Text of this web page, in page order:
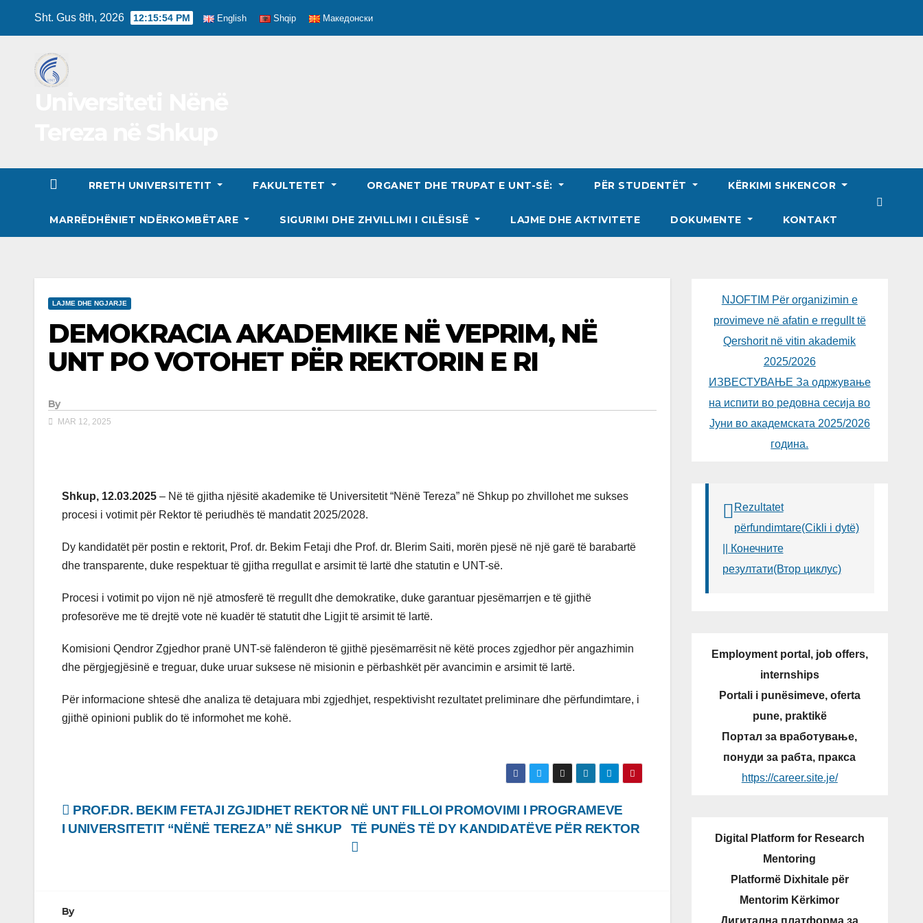
Sht. Gus 8th, 2026 12:15:55 PM English Shqip Македонски
RRETH UNIVERSITETIT FAKULTETET ORGANET DHE TRUPAT E UNT-SË: PËR STUDENTËT KËRKIMI SHKENCOR
MARRËDHËNIET NDËRKOMBËTARE SIGURIMI DHE ZHVILLIMI I CILËSISË LAJME DHE AKTIVITETE DOKUMENTE KONTAKT
LAJME DHE NGJARJE
DEMOKRACIA AKADEMIKE NË VEPRIM, NË
UNT PO VOTOHET PËR REKTORIN E RI
By
MAR 12, 2025
Shkup, 12.03.2025 – Në të gjitha njësitë akademike të Universitetit “Nënë Tereza” në Shkup po zhvillohet me sukses
procesi i votimit për Rektor të periudhës të mandatit 2025/2028.
Dy kandidatët për postin e rektorit, Prof. dr. Bekim Fetaji dhe Prof. dr. Blerim Saiti, morën pjesë në një garë të barabartë
dhe transparente, duke respektuar të gjitha rregullat e arsimit të lartë dhe statutin e UNT-së.
Procesi i votimit po vijon në një atmosferë të rregullt dhe demokratike, duke garantuar pjesëmarrjen e të gjithë
profesorëve me të drejtë vote në kuadër të statutit dhe Ligjit të arsimit të lartë.
Komisioni Qendror Zgjedhor pranë UNT-së falënderon të gjithë pjesëmarrësit në këtë proces zgjedhor për angazhimin
dhe përgjegjësinë e treguar, duke uruar suksese në misionin e përbashkët për avancimin e arsimit të lartë.
Për informacione shtesë dhe analiza të detajuara mbi zgjedhjet, respektivisht rezultatet preliminare dhe përfundimtare, i
gjithë opinioni publik do të informohet me kohë.
Lëvizje
NË UNT FILLOI PROMOVIMI I PROGRAMEVE
TË PUNËS TË DY KANDIDATËVE PËR REKTOR
PROF.DR. BEKIM FETAJI ZGJIDHET REKTOR
I UNIVERSITETIT “NËNË TEREZA” NË SHKUP
By
NJOFTIM Për organizimin e
provimeve në afatin e rregullt të
Qershorit në vitin akademik
2025/2026
ИЗВЕСТУВАЊЕ За одржување
на испити во редовна сесија во
Јуни во академската 2025/2026
година.
Rezultatet
përfundimtare(Cikli i dytë)
|| Конечните
резултати(Втор циклус)
Employment portal, job offers,
internships
Portali i punësimeve, oferta
pune, praktikë
Портал за вработување,
понуди за рабта, пракса
https://career.site.je/
Digital Platform for Research
Mentoring
Platformë Dixhitale për
Mentorim Kërkimor
Дигитална платформа за